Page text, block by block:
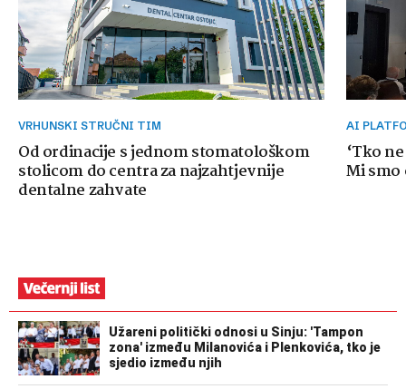
VRHUNSKI STRUČNI TIM
Od ordinacije s jednom stomatološkom
stolicom do centra za najzahtjevnije
dentalne zahvate
AI
‘Tko
Mi